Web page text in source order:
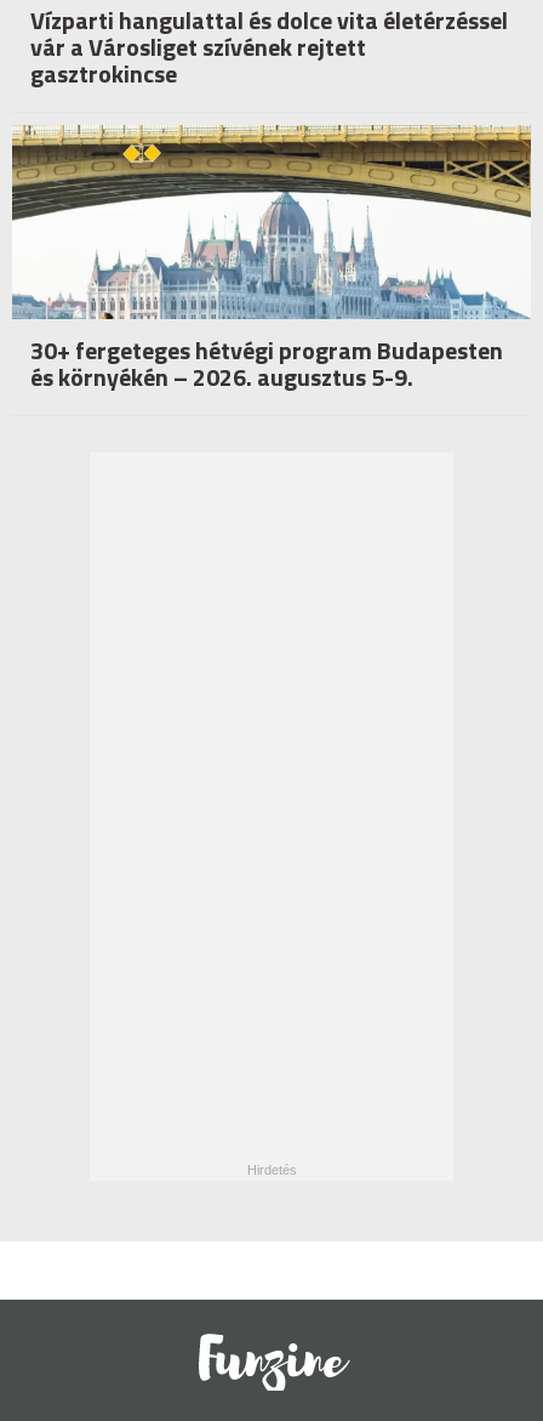
Vízparti hangulattal és dolce vita életérzéssel
vár a Városliget szívének rejtett
gasztrokincse
30+ fergeteges hétvégi program Budapesten
és környékén – 2026. augusztus 5-9.